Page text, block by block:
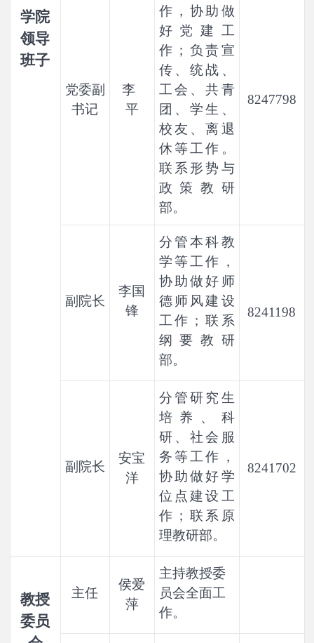
学院
领导
班子
党委副
书记
李
平
作，协助做
好党建工
作；负责宣
传、统战、
工会、共青
团、学生、
校友、离退
休等工作。
联系形势与
政策教研
部。
8247798
副院长
李国
锋
分管本科教
学等工作，
协助做好师
德师风建设
工作；联系
纲要教研
部。
8241198
副院长
安宝
洋
分管研究生
培养、科
研、社会服
务等工作，
协助做好学
位点建设工
作；联系原
理教研部。
8241702
教授
委员
主任
侯爱
萍
主持教授委
员会全面工
作。